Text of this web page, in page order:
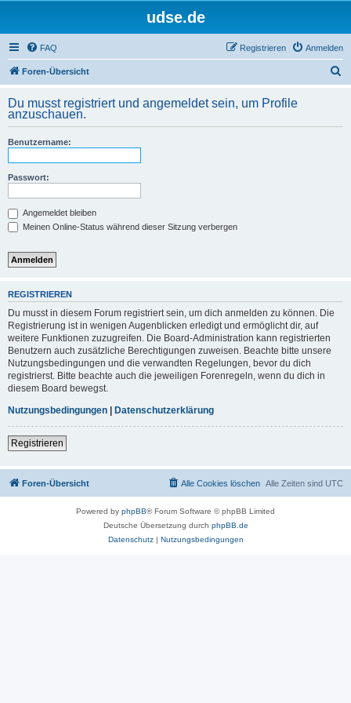
udse.de
FAQ Anmelden
Registrieren
Foren-Übersicht
h
Du musst registriert und angemeldet sein, um Profile
anzuschauen.
Benutzername:
Passwort:
Angemeldet bleiben
Meinen Online-Status während dieser Sitzung verbergen
REGISTRIEREN
Du musst in diesem Forum registriert sein, um dich anmelden zu können. Die
Registrierung ist in wenigen Augenblicken erledigt und ermöglicht dir, auf
weitere Funktionen zuzugreifen. Die Board-Administration kann registrierten
Benutzern auch zusätzliche Berechtigungen zuweisen. Beachte bitte unsere
Nutzungsbedingungen und die verwandten Regelungen, bevor du dich
registrierst. Bitte beachte auch die jeweiligen Forenregeln, wenn du dich in
diesem Board bewegst.
Nutzungsbedingungen | Datenschutzerklärung
Registrieren
Foren-Übersicht Alle Zeiten sind UTC
Alle Cookies löschen
Powered by phpBB® Forum Software © phpBB Limited
Deutsche Übersetzung durch phpBB.de
Datenschutz| Nutzungsbedingungen